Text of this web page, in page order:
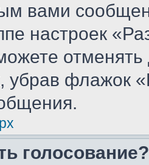
вами
настроек
убрав флажок
голосование?